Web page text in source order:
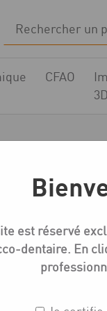
CFAO
3D
est réservé
dentaire. En